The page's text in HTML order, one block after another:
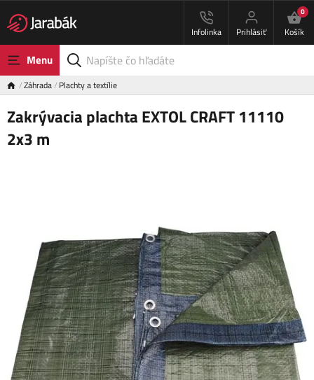
Infolinka Prihlásiť
0
Košík
Menu
Záhrada Plachty a textílie
Zakrývacia plachta EXTOL CRAFT 11110
2x3 m